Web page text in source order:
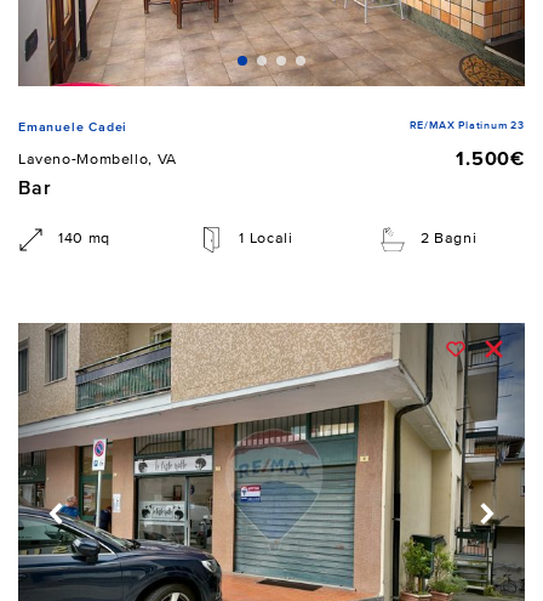
Emanuele Cadei RE/MAX Platinum 23
Laveno-Mombello, VA
1.500€
Bar
140 mq 1 Locali 2 Bagni